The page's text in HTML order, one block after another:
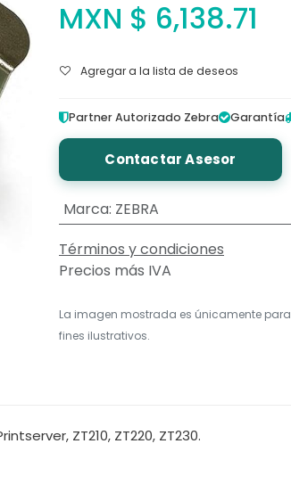
MXN $ 6,138.71
Agregar a la lista de deseos
Partner Autorizado Zebra Garantía
Contactar Asesor
Marca: ZEBRA
Términos y condiciones
Precios más IVA
La imagen mostrada es únicamente para
fines ilustrativos.
ZT210, ZT220, ZT230.